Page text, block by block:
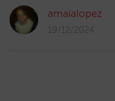
amaialopez
19/12/2024